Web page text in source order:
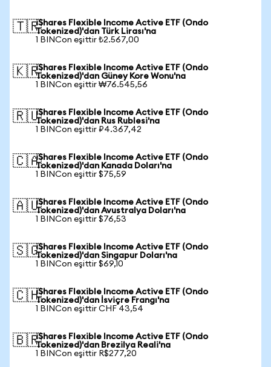
🇹🇷iShares Flexible Income Active ETF (Ondo
Tokenized)'dan Türk Lirası'na
1 BINCon eşittir ₺2.567,00
🇰🇷iShares Flexible Income Active ETF (Ondo
Tokenized)'dan Güney Kore Wonu'na
1 BINCon eşittir ₩76.545,56
🇷🇺iShares Flexible Income Active ETF (Ondo
Tokenized)'dan Rus Rublesi'na
1 BINCon eşittir ₽4.367,42
🇨🇦iShares Flexible Income Active ETF (Ondo
Tokenized)'dan Kanada Doları'na
1 BINCon eşittir $75,59
🇦🇺iShares Flexible Income Active ETF (Ondo
Tokenized)'dan Avustralya Doları'na
1 BINCon eşittir $76,53
🇸🇬iShares Flexible Income Active ETF (Ondo
Tokenized)'dan Singapur Doları'na
1 BINCon eşittir $69,10
🇨🇭iShares Flexible Income Active ETF (Ondo
Tokenized)'dan İsviçre Frangı'na
1 BINCon eşittir CHF 43,54
🇧🇷iShares Flexible Income Active ETF (Ondo
Tokenized)'dan Brezilya Reali'na
1 BINCon eşittir R$277,20